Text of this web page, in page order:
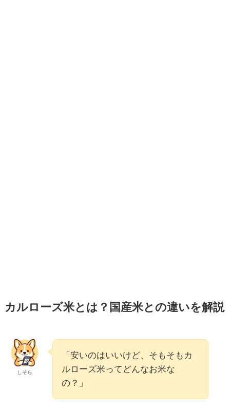
カルローズ米とは？国産米との違いを解説
しそら
「安いのはいいけど、そもそもカ
ルローズ米ってどんなお米な
の？」